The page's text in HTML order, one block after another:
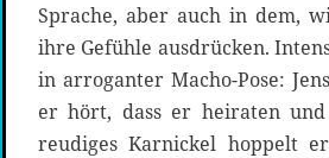
Sprache, aber auch in dem,
ihre Gefühle ausdrücken.
in arroganter Macho-Pose:
er hört, dass er heiraten
reudiges Karnickel hoppelt